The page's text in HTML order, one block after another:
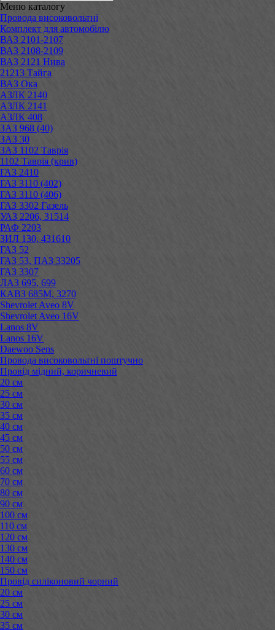
Меню каталогу
Провода високовольтні
Комплект для автомобілю
ВАЗ 2101-2107
ВАЗ 2108-2109
ВАЗ 2121 Нива
21213 Тайга
ВАЗ Ока
АЗЛК 2140
АЗЛК 2141
АЗЛК 408
ЗАЗ 968 (40)
ЗАЗ 30
ЗАЗ 1102 Таврія
1102 Таврія (крив)
ГАЗ 2410
ГАЗ 3110 (402)
ГАЗ 3110 (406)
ГАЗ 3302 Газель
УАЗ 2206, 31514
РАФ 2203
ЗИЛ 130, 431610
ГАЗ 52
ГАЗ 53, ПАЗ 33205
ГАЗ 3307
ЛАЗ 695, 699
КАВЗ 685М, 3270
Shevrolet Aveo 8V
Shevrolet Aveo 16V
Lanos 8V
Lanos 16V
Daewoo Sens
Провода високовольтні поштучно
Провід мідний, коричневий
20 см
25 см
30 см
35 см
40 см
45 см
50 см
55 см
60 см
70 см
80 см
90 см
100 см
110 см
120 см
130 см
140 см
150 см
Провід силіконовий чорний
20 см
25 см
30 см
35 см